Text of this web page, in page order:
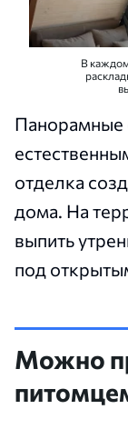
В
Панорамные
отделка
дома. На
выпить
под
Можно